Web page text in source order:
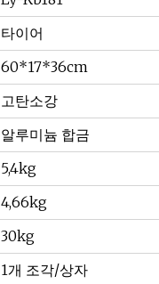
타이어
60*17*36cm
고탄소강
알루미늄 합금
5,4kg
4,66kg
30kg
1개 조각/상자